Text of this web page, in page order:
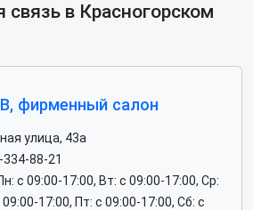
связь в Красногорском
фирменный салон
улица, 43а
88-21
c 09:00-17:00, Вт: c 09:00-17:00, Ср:
17:00, Пт: c 09:00-17:00, Сб: c